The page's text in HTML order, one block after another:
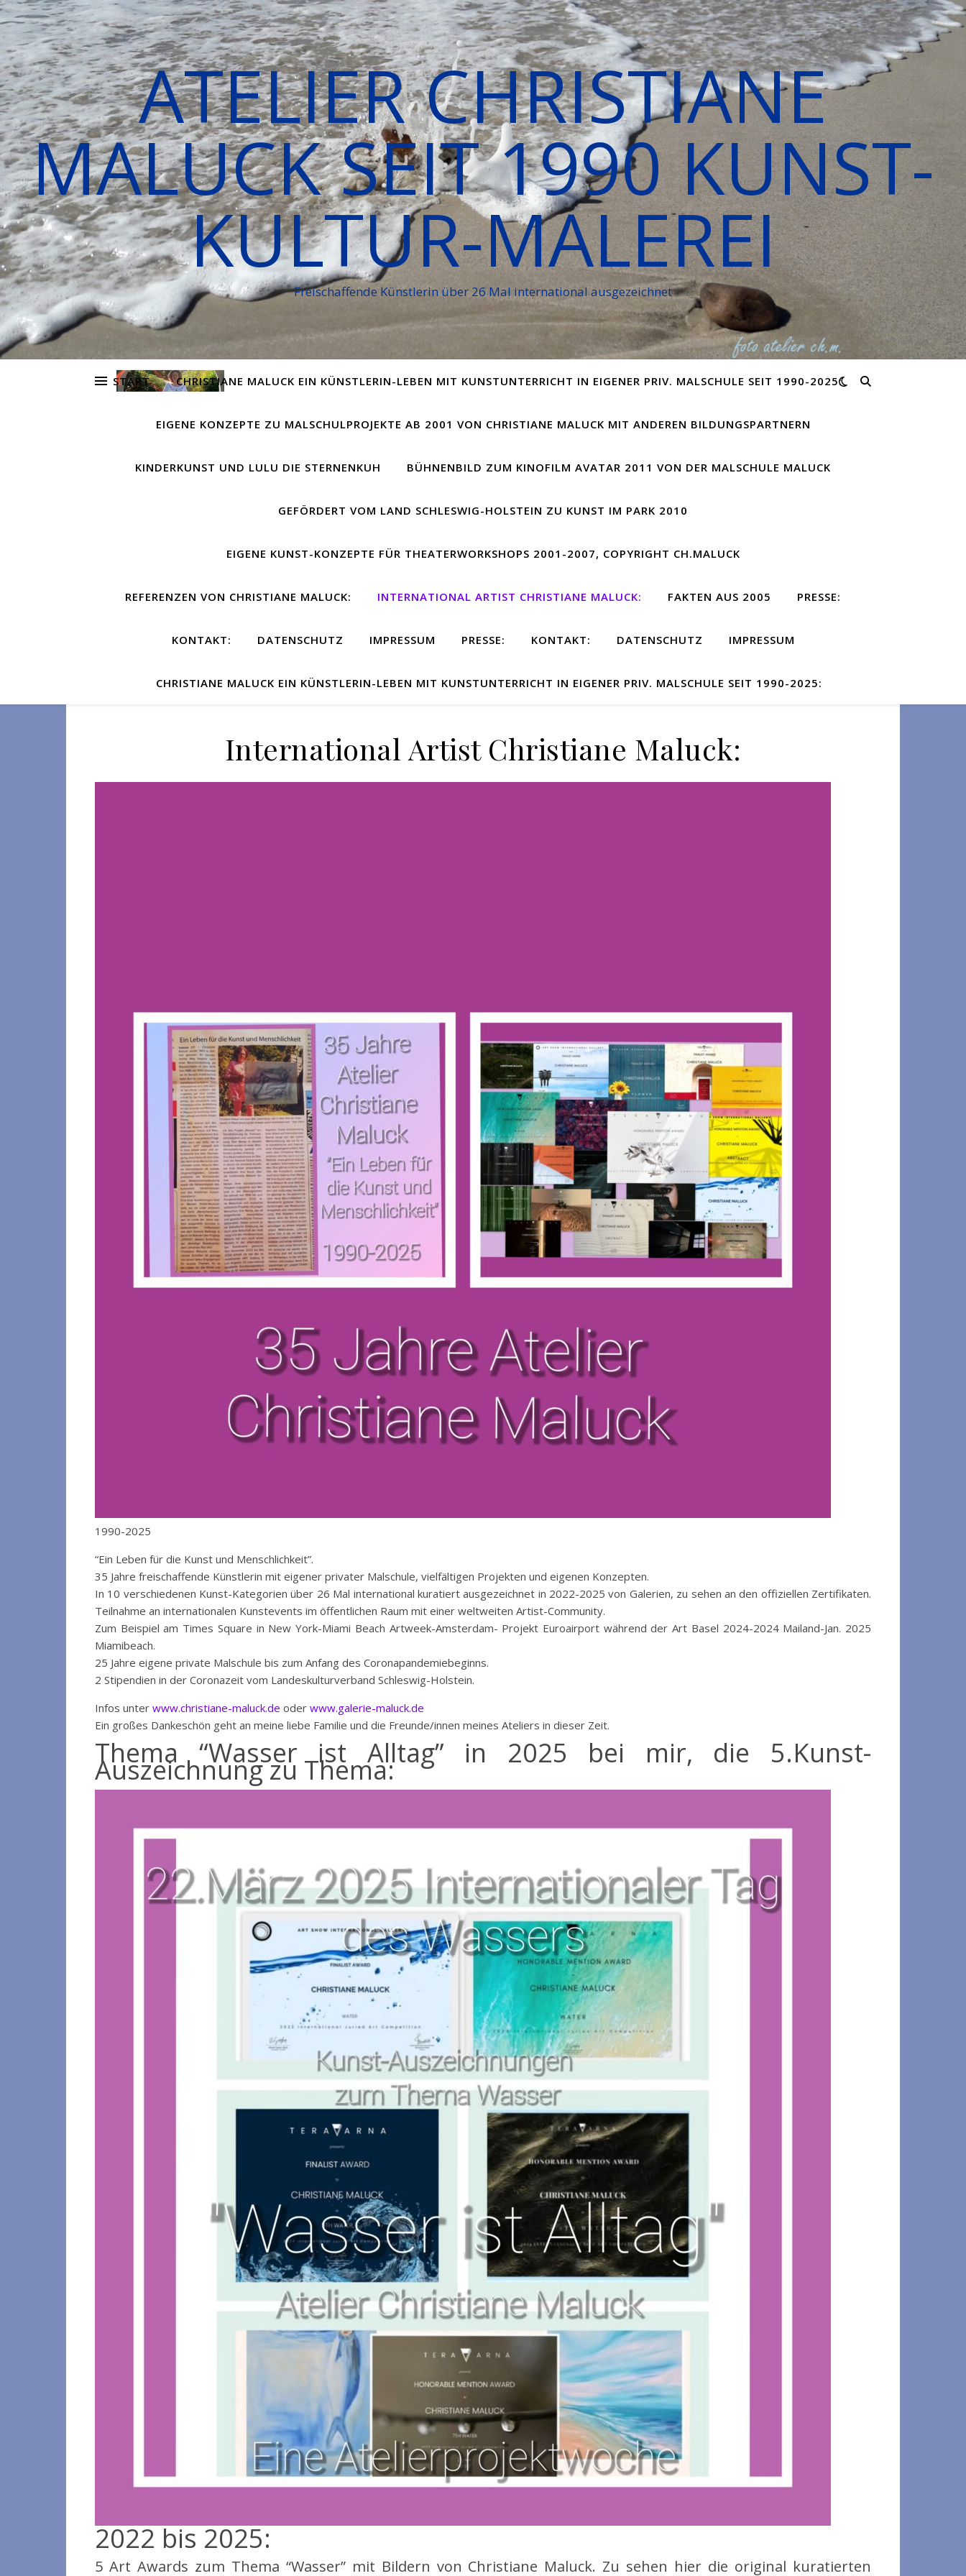
ATELIER CHRISTIANE
MALUCK SEIT 1990 KUNST-
KULTUR-MALEREI
Freischaffende Künstlerin über 26 Mal international ausgezeichnet
START CHRISTIANE MALUCK EIN KÜNSTLERIN-LEBEN MIT KUNSTUNTERRICHT IN EIGENER PRIV. MALSCHULE SEIT 1990-2025:
EIGENE KONZEPTE ZU MALSCHULPROJEKTE AB 2001 VON CHRISTIANE MALUCK MIT ANDEREN BILDUNGSPARTNERN
KINDERKUNST UND LULU DIE STERNENKUH BÜHNENBILD ZUM KINOFILM AVATAR 2011 VON DER MALSCHULE MALUCK
GEFÖRDERT VOM LAND SCHLESWIG-HOLSTEIN ZU KUNST IM PARK 2010
EIGENE KUNST-KONZEPTE FÜR THEATERWORKSHOPS 2001-2007, COPYRIGHT CH.MALUCK
REFERENZEN VON CHRISTIANE MALUCK: INTERNATIONAL ARTIST CHRISTIANE MALUCK: FAKTEN AUS 2005 PRESSE:
KONTAKT: DATENSCHUTZ IMPRESSUM PRESSE: KONTAKT: DATENSCHUTZ IMPRESSUM
CHRISTIANE MALUCK EIN KÜNSTLERIN-LEBEN MIT KUNSTUNTERRICHT IN EIGENER PRIV. MALSCHULE SEIT 1990-2025:
International Artist Christiane Maluck:
1990-2025
“Ein Leben für die Kunst und Menschlichkeit”.
35 Jahre freischaffende Künstlerin mit eigener privater Malschule, vielfältigen Projekten und eigenen Konzepten.
In 10 verschiedenen Kunst-Kategorien über 26 Mal international kuratiert ausgezeichnet in 2022-2025 von Galerien, zu sehen an den offiziellen Zertifikaten.
Teilnahme an internationalen Kunstevents im öffentlichen Raum mit einer weltweiten Artist-Community.
Zum Beispiel am Times Square in New York-Miami Beach Artweek-Amsterdam- Projekt Euroairport während der Art Basel 2024-2024 Mailand-Jan. 2025
Miamibeach.
25 Jahre eigene private Malschule bis zum Anfang des Coronapandemiebeginns.
2 Stipendien in der Coronazeit vom Landeskulturverband Schleswig-Holstein.
Infos unter www.christiane-maluck.de oder www.galerie-maluck.de
Ein großes Dankeschön geht an meine liebe Familie und die Freunde/innen meines Ateliers in dieser Zeit.
Thema “Wasser ist Alltag” in 2025 bei mir, die 5.Kunst-
Auszeichnung zu Thema:
2022 bis 2025:
5 Art Awards zum Thema “Wasser” mit Bildern von Christiane Maluck. Zu sehen hier die original kuratierten